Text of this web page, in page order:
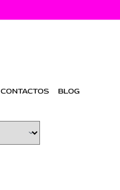
CONTACTOS BLOG